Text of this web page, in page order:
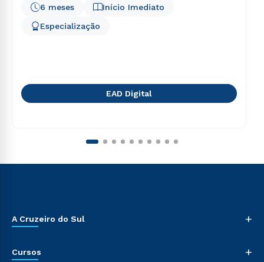
Início Imediato
6 meses
Especialização
EAD Digital
A Cruzeiro do Sul +
Cursos +